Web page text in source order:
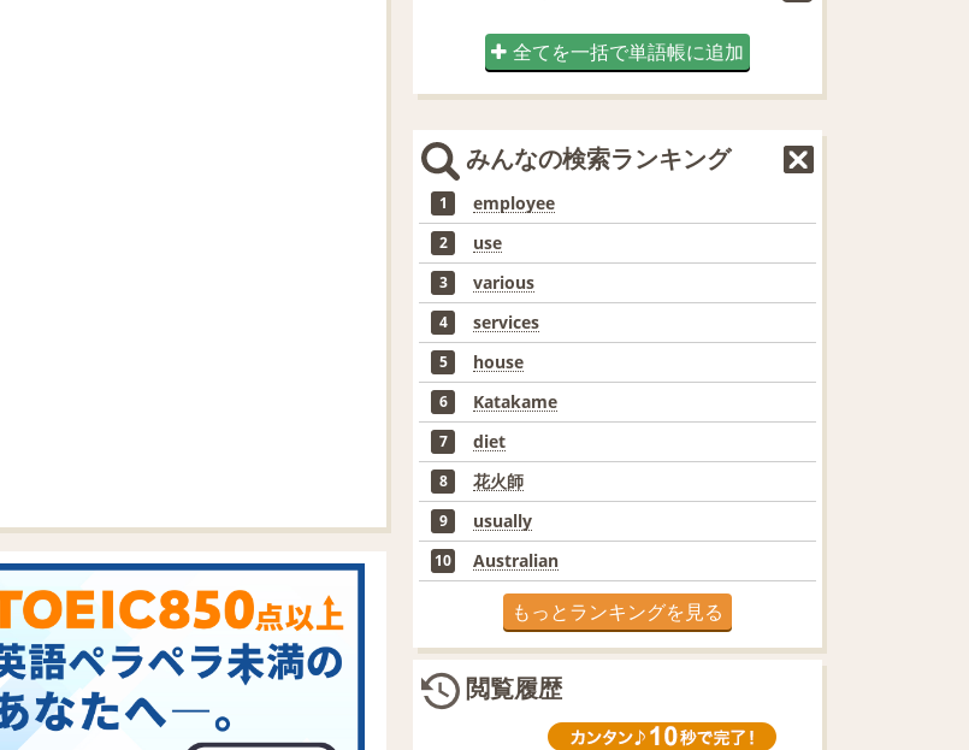
全てを一括で単語帳に追加
みんなの検索ランキング
1 employee
2 use
3 various
4 services
5 house
6 Katakame
7 diet
8 花火師
9 usually
10 Australian
もっとランキングを見る
閲覧履歴